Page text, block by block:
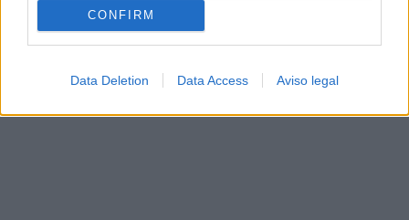
CONFIRM
Data Deletion Data Access Aviso legal